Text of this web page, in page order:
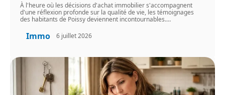
À l'heure où les décisions d'achat immobilier s'accompagnent
d'une réflexion profonde sur la qualité de vie, les témoignages
des habitants de Poissy deviennent incontournables.…
Immo 6 juillet 2026